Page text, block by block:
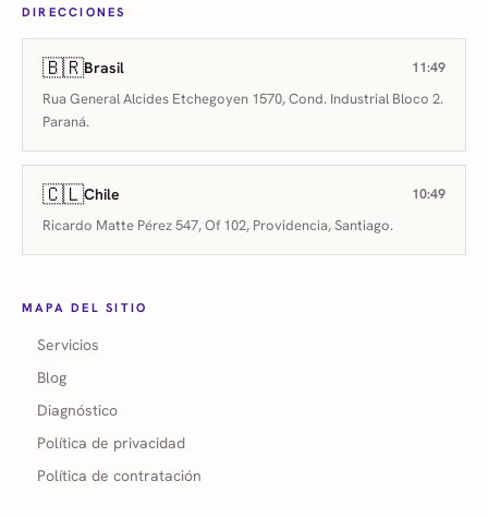
DIRECCIONES
🇧🇷Brasil 11:49
Rua General Alcides Etchegoyen 1570, Cond. Industrial Bloco 2.
Paraná.
🇨🇱Chile 10:49
Ricardo Matte Pérez 547, Of 102, Providencia, Santiago.
MAPA DEL SITIO
Servicios
Blog
Diagnóstico
Política de privacidad
Política de contratación